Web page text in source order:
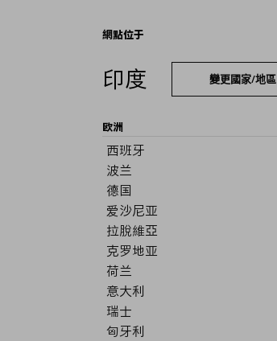
網點位于
印度 變更國家/地區
欧洲
西班牙
波兰
德国
爱沙尼亚
拉脫維亞
克罗地亚
荷兰
意大利
瑞士
匈牙利